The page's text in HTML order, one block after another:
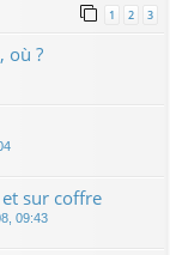
1 2 3
où ?
sur coffre
09:43